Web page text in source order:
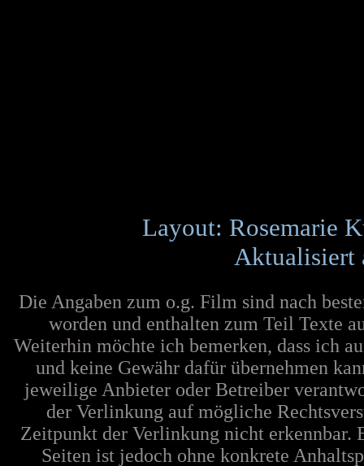
Layout: Rosemarie
Aktualisiert
Die Angaben zum o.g. Film sind nach
worden und enthalten zum Teil Texte
Weiterhin möchte ich bemerken, dass ich
und keine Gewähr dafür übernehmen
jeweilige Anbieter oder Betreiber
der Verlinkung auf mögliche
Zeitpunkt der Verlinkung nicht
Seiten ist jedoch ohne konkrete